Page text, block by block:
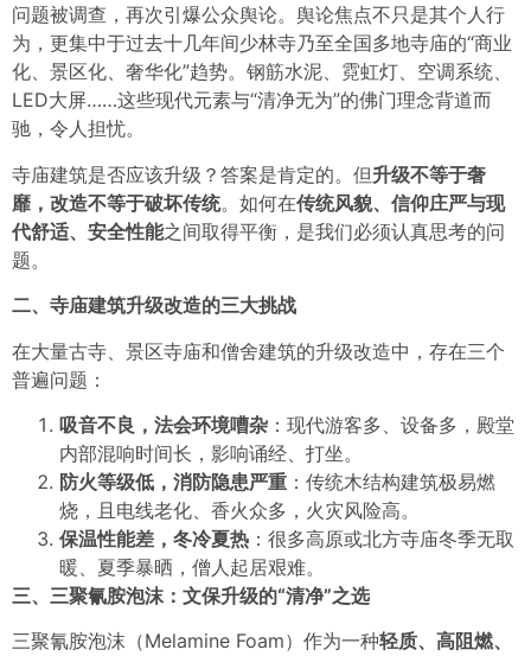
问题被调查，再次引爆公众舆论。舆论焦点不只是其个人行
为，更集中于过去十几年间少林寺乃至全国多地寺庙的“商业
化、景区化、奢华化”趋势。钢筋水泥、霓虹灯、空调系统、
LED大屏……这些现代元素与“清净无为”的佛门理念背道而
驰，令人担忧。
寺庙建筑是否应该升级？答案是肯定的。但升级不等于奢
靡，改造不等于破坏传统。如何在传统风貌、信仰庄严与现
代舒适、安全性能之间取得平衡，是我们必须认真思考的问
题。
二、寺庙建筑升级改造的三大挑战
在大量古寺、景区寺庙和僧舍建筑的升级改造中，存在三个
普遍问题：
吸音不良，法会环境嘈杂 ：现代游客多、设备多，殿堂
内部混响时间长，影响诵经、打坐。
防火等级低，消防隐患严重 ：传统木结构建筑极易燃
烧，且电线老化、香火众多，火灾风险高。
保温性能差，冬冷夏热 ：很多高原或北方寺庙冬季无取
暖、夏季暴晒，僧人起居艰难。
三、三聚氰胺泡沫：文保升级的“清净”之选
三聚氰胺泡沫 （Melamine Foam）作为一种轻质、高阻燃、